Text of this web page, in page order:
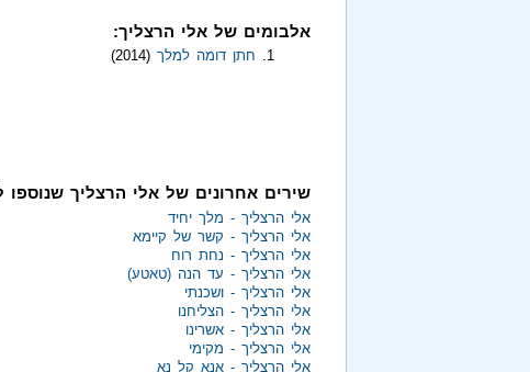
אלבומים של אלי הרצליך:
חתן דומה למלך (2014)
שירים אחרונים של אלי הרצליך שנוספו
אלי הרצליך - מלך יחיד
אלי הרצליך - קשר של קיימא
אלי הרצליך - נחת רוח
אלי הרצליך - עד הנה (טאטע)
אלי הרצליך - ושכנתי
אלי הרצליך - הצליחנו
אלי הרצליך - אשרינו
אלי הרצליך - מקימי
אלי הרצליך - אנא קל נא